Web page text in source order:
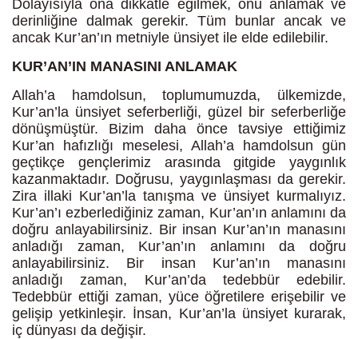
Dolayısıyla ona dikkatle eğilmek, onu anlamak ve
derinliğine dalmak gerekir. Tüm bunlar ancak ve
ancak Kur’an’ın metniyle ünsiyet ile elde edilebilir.
KUR’AN’IN MANASINI ANLAMAK
Allah’a hamdolsun, toplumumuzda, ülkemizde,
Kur’an’la ünsiyet seferberliği, güzel bir seferberliğe
dönüşmüştür. Bizim daha önce tavsiye ettiğimiz
Kur’an hafızlığı meselesi, Allah’a hamdolsun gün
geçtikçe gençlerimiz arasında gitgide yaygınlık
kazanmaktadır. Doğrusu, yaygınlaşması da gerekir.
Zira illaki Kur’an’la tanışma ve ünsiyet kurmalıyız.
Kur’an’ı ezberlediğiniz zaman, Kur’an’ın anlamını da
doğru anlayabilirsiniz. Bir insan Kur’an’ın manasını
anladığı zaman, Kur’an’ın anlamını da doğru
anlayabilirsiniz. Bir insan Kur’an’ın manasını
anladığı zaman, Kur’an’da tedebbür edebilir.
Tedebbür ettiği zaman, yüce öğretilere erişebilir ve
gelişip yetkinleşir. İnsan, Kur’an’la ünsiyet kurarak,
iç dünyası da değişir.